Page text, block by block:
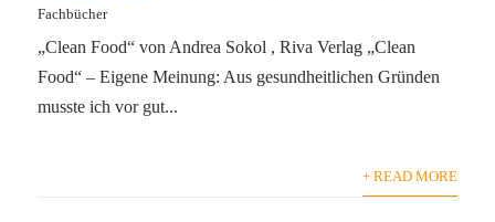
Fachbücher
„Clean Food“ von Andrea Sokol , Riva Verlag „Clean
Food“ – Eigene Meinung: Aus gesundheitlichen Gründen
musste ich vor gut...
+ READ MORE